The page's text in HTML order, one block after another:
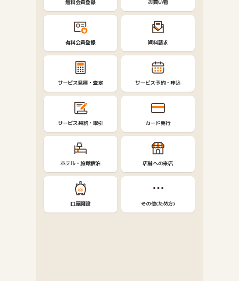
無料会員登録 お買い物
有料会員登録 資料請求
サービス見積・査定 サービス予約・申込
サービス契約・取引 カード発行
ホテル・旅館宿泊 店舗への来店
口座開設 その他(ため方)